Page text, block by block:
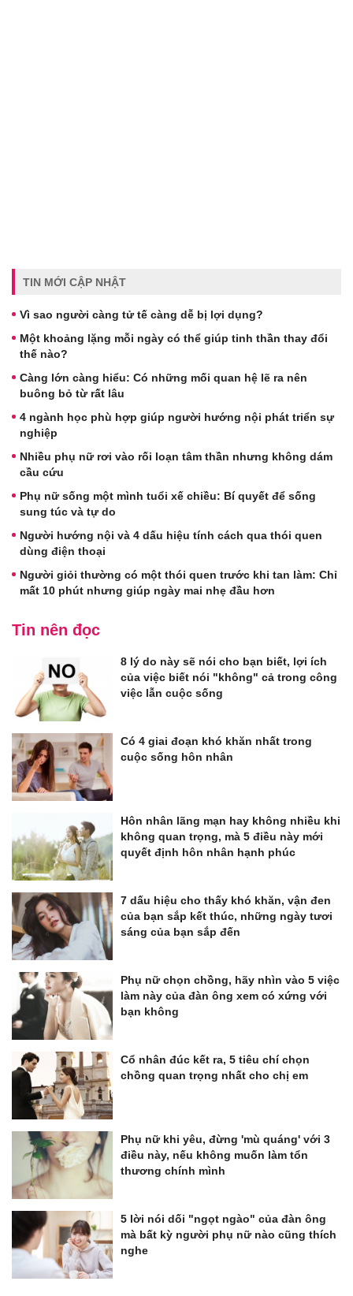
TIN MỚI CẬP NHẬT
Vì sao người càng tử tế càng dễ bị lợi dụng?
Một khoảng lặng mỗi ngày có thể giúp tinh thần thay đổi
thế nào?
Càng lớn càng hiểu: Có những mối quan hệ lẽ ra nên
buông bỏ từ rất lâu
4 ngành học phù hợp giúp người hướng nội phát triển sự
nghiệp
Nhiều phụ nữ rơi vào rối loạn tâm thần nhưng không dám
cầu cứu
Phụ nữ sống một mình tuổi xế chiều: Bí quyết để sống
sung túc và tự do
Người hướng nội và 4 dấu hiệu tính cách qua thói quen
dùng điện thoại
Người giỏi thường có một thói quen trước khi tan làm: Chỉ
mất 10 phút nhưng giúp ngày mai nhẹ đầu hơn
Tin nên đọc
8 lý do này sẽ nói cho bạn biết, lợi ích
của việc biết nói "không" cả trong công
việc lẫn cuộc sống
Có 4 giai đoạn khó khăn nhất trong
cuộc sống hôn nhân
Hôn nhân lãng mạn hay không nhiều khi
không quan trọng, mà 5 điều này mới
quyết định hôn nhân hạnh phúc
7 dấu hiệu cho thấy khó khăn, vận đen
của bạn sắp kết thúc, những ngày tươi
sáng của bạn sắp đến
Phụ nữ chọn chồng, hãy nhìn vào 5 việc
làm này của đàn ông xem có xứng với
bạn không
Cổ nhân đúc kết ra, 5 tiêu chí chọn
chồng quan trọng nhất cho chị em
Phụ nữ khi yêu, đừng 'mù quáng' với 3
điều này, nếu không muốn làm tổn
thương chính mình
5 lời nói dối "ngọt ngào" của đàn ông
mà bất kỳ người phụ nữ nào cũng thích
nghe